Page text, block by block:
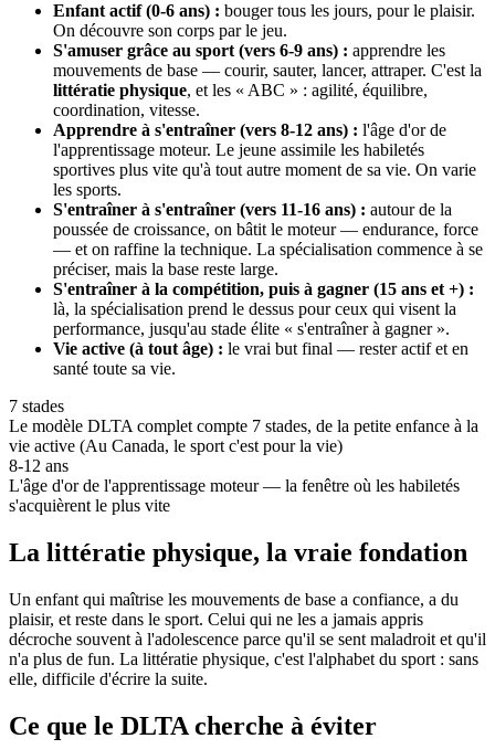
Enfant actif (0-6 ans) : bouger tous les jours, pour le plaisir.
On découvre son corps par le jeu.
S'amuser grâce au sport (vers 6-9 ans) : apprendre les
mouvements de base — courir, sauter, lancer, attraper. C'est la
littératie physique, et les « ABC » : agilité, équilibre,
coordination, vitesse.
Apprendre à s'entraîner (vers 8-12 ans) : l'âge d'or de
l'apprentissage moteur. Le jeune assimile les habiletés
sportives plus vite qu'à tout autre moment de sa vie. On varie
les sports.
S'entraîner à s'entraîner (vers 11-16 ans) : autour de la
poussée de croissance, on bâtit le moteur — endurance, force
— et on raffine la technique. La spécialisation commence à se
préciser, mais la base reste large.
S'entraîner à la compétition, puis à gagner (15 ans et +) :
là, la spécialisation prend le dessus pour ceux qui visent la
performance, jusqu'au stade élite « s'entraîner à gagner ».
Vie active (à tout âge) : le vrai but final — rester actif et en
santé toute sa vie.
7 stades
Le modèle DLTA complet compte 7 stades, de la petite enfance à la
vie active (Au Canada, le sport c'est pour la vie)
8-12 ans
L'âge d'or de l'apprentissage moteur — la fenêtre où les habiletés
s'acquièrent le plus vite
La littératie physique, la vraie fondation
Un enfant qui maîtrise les mouvements de base a confiance, a du
plaisir, et reste dans le sport. Celui qui ne les a jamais appris
décroche souvent à l'adolescence parce qu'il se sent maladroit et qu'il
n'a plus de fun. La littératie physique, c'est l'alphabet du sport : sans
elle, difficile d'écrire la suite.
Ce que le DLTA cherche à éviter